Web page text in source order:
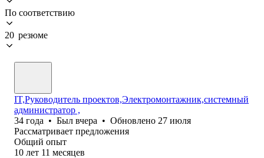
По соответствию
20 резюме
IT,Руководитель проектов,Электромонтажник,системный
администратор ,
34 года • Был вчера • Обновлено 27 июля
Рассматривает предложения
Общий опыт
10 лет 11 месяцев